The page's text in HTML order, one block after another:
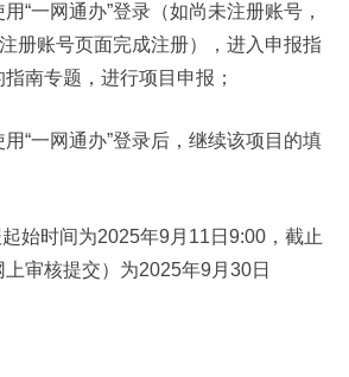
一网通办”登录（如尚未注册账号，
册账号页面完成注册），进入申报指
南专题，进行项目申报；
一网通办”登录后，继续该项目的填
时间为2025年9月11日9:00，截止
审核提交）为2025年9月30日